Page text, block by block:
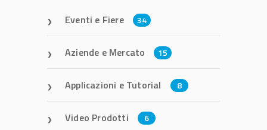
Eventi e Fiere 34
Aziende e Mercato 15
Applicazioni e Tutorial 8
Video Prodotti 6